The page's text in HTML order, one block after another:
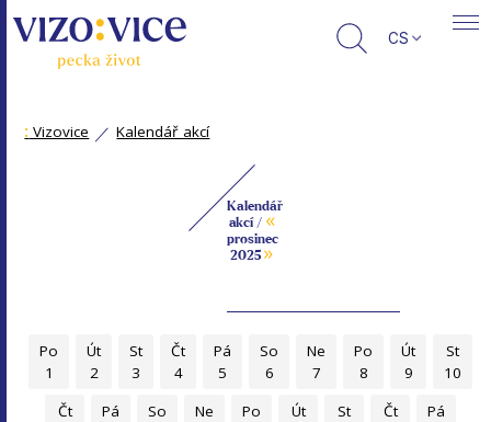
CS
: Vizovice Kalendář akcí
Kalendář
akcí / «
prosinec
2025»
Po
1
Út
2
St
3
Čt
4
Pá
5
So
6
Ne
7
Po
8
Út
9
St
10
Čt
Pá
So
Ne
Po
Út
St
Čt
Pá